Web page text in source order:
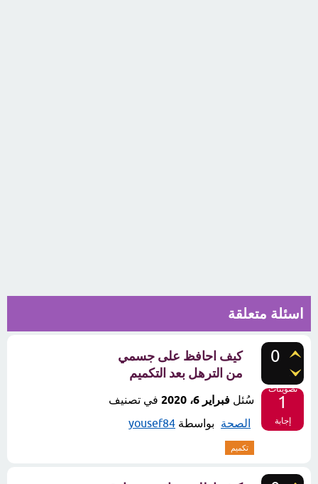
اسئلة متعلقة
0
تصويتات
1
إجابة
كيف احافظ على جسمي
من الترهل بعد التكميم
سُئل فبراير 6، 2020
في تصنيف
الصحة
بواسطة yousef84
تكميم